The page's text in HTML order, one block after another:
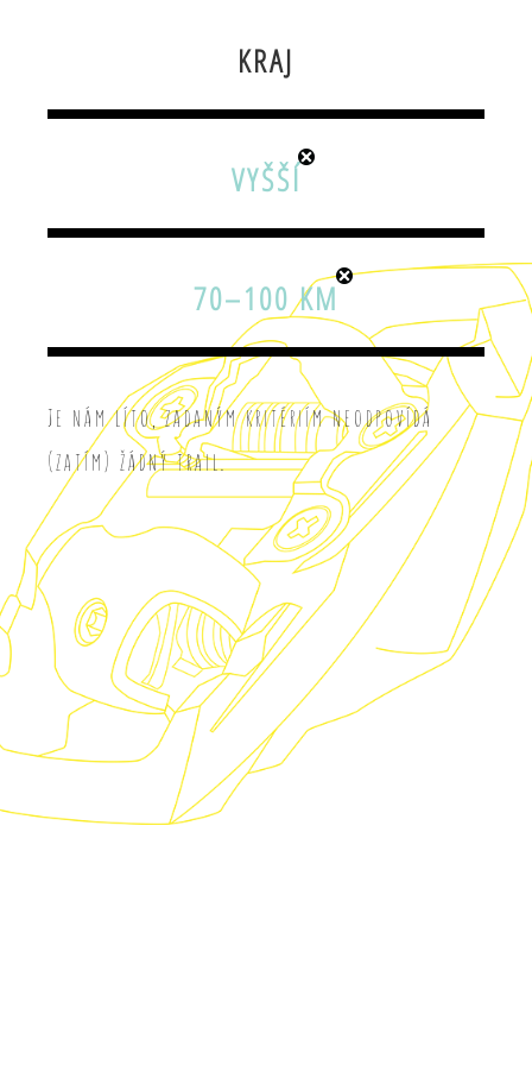
KRAJ
VYŠŠÍ
70–100 KM
Je nám líto, zadaným kritériím neodpovídá
(zatím) žádný trail.